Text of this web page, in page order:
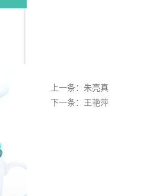
上一条： 朱亮真
下一条：
王艳萍